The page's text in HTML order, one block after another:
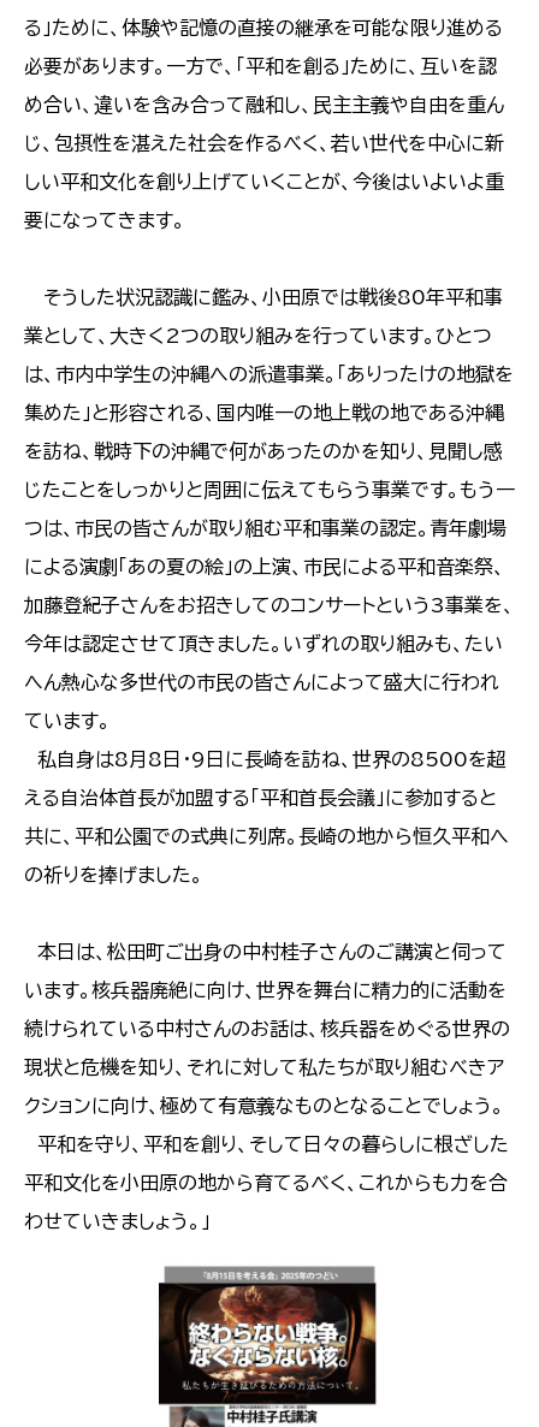
る」ために、体験や記憶の直接の継承を可能な限り進める
必要があります。一方で、「平和を創る」ために、互いを認
め合い、違いを含み合って融和し、民主主義や自由を重ん
じ、包摂性を湛えた社会を作るべく、若い世代を中心に新
しい平和文化を創り上げていくことが、今後はいよいよ重
要になってきます。
そうした状況認識に鑑み、小田原では戦後80年平和事
業として、大きく2つの取り組みを行っています。ひとつ
は、市内中学生の沖縄への派遣事業。「ありったけの地獄を
集めた」と形容される、国内唯一の地上戦の地である沖縄
を訪ね、戦時下の沖縄で何があったのかを知り、見聞し感
じたことをしっかりと周囲に伝えてもらう事業です。もう一
つは、市民の皆さんが取り組む平和事業の認定。青年劇場
による演劇「あの夏の絵」の上演、市民による平和音楽祭、
加藤登紀子さんをお招きしてのコンサートという3事業を、
今年は認定させて頂きました。いずれの取り組みも、たい
へん熱心な多世代の市民の皆さんによって盛大に行われ
ています。
私自身は8月8日・9日に長崎を訪ね、世界の8500を超
える自治体首長が加盟する「平和首長会議」に参加すると
共に、平和公園での式典に列席。長崎の地から恒久平和へ
の祈りを捧げました。
本日は、松田町ご出身の中村桂子さんのご講演と伺って
います。核兵器廃絶に向け、世界を舞台に精力的に活動を
続けられている中村さんのお話は、核兵器をめぐる世界の
現状と危機を知り、それに対して私たちが取り組むべきア
クションに向け、極めて有意義なものとなることでしょう。
平和を守り、平和を創り、そして日々の暮らしに根ざした
平和文化を小田原の地から育てるべく、これからも力を合
わせていきましょう。」